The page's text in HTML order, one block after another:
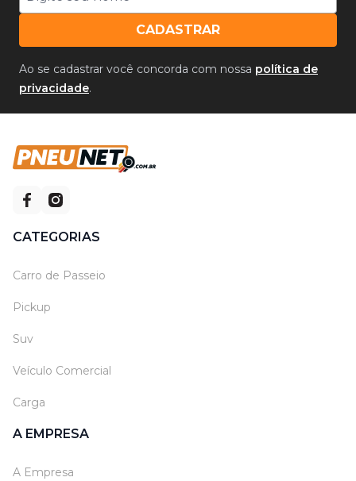
CADASTRAR
Ao se cadastrar você concorda com nossa política de
privacidade.
CATEGORIAS
Carro de Passeio
Pickup
Suv
Veículo Comercial
Carga
A EMPRESA
A Empresa